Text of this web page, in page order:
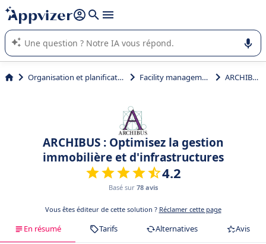
répondre (plusieurs lignes avec
L'IA de Appvizer vous guide dans l'utilisation ou la sélection de
logiciel SaaS en entreprise.
Organisation et planification Facility management ARCHIBUS
ARCHIBUS : Optimisez la gestion
immobilière et d'infrastructures
4.2
Basé sur 78 avis
Vous êtes éditeur de cette solution ? Réclamer cette page
En résumé Tarifs Alternatives Avis